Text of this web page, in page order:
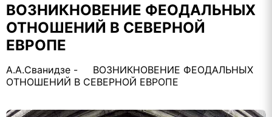
ВОЗНИКНОВЕНИЕ ФЕОДАЛЬНЫХ
ОТНОШЕНИЙ В СЕВЕРНОЙ
ЕВРОПЕ
А.А.Сванидзе - ВОЗНИКНОВЕНИЕ ФЕОДАЛЬНЫХ
ОТНОШЕНИЙ В СЕВЕРНОЙ ЕВРОПЕ